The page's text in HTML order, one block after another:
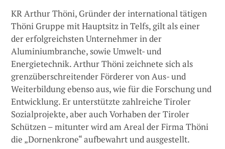
KR Arthur Thöni, Gründer der international tätigen
Thöni Gruppe mit Hauptsitz in Telfs, gilt als einer
der erfolgreichsten Unternehmer in der
Aluminiumbranche, sowie Umwelt- und
Energietechnik. Arthur Thöni zeichnete sich als
grenzüberschreitender Förderer von Aus- und
Weiterbildung ebenso aus, wie für die Forschung und
Entwicklung. Er unterstützte zahlreiche Tiroler
Sozialprojekte, aber auch Vorhaben der Tiroler
Schützen – mitunter wird am Areal der Firma Thöni
die „Dornenkrone“ aufbewahrt und ausgestellt.